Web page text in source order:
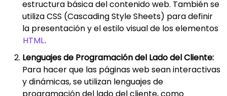
estructura básica del contenido web. También se
utiliza CSS (Cascading Style Sheets) para definir
la presentación y el estilo visual de los elementos
HTML.
Lenguajes de Programación del Lado del Cliente:
Para hacer que las páginas web sean interactivas
y dinámicas, se utilizan lenguajes de
programación del lado del cliente, como